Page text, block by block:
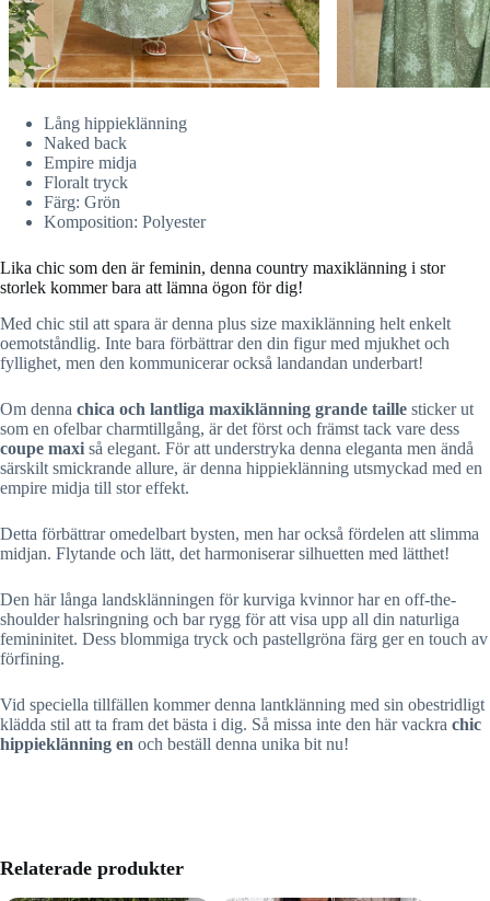
Lång hippieklänning
Naked back
Empire midja
Floralt tryck
Färg: Grön
Komposition: Polyester
Lika chic som den är feminin, denna country maxiklänning i stor
storlek kommer bara att lämna ögon för dig!
Med chic stil att spara är denna plus size maxiklänning helt enkelt
oemotståndlig. Inte bara förbättrar den din figur med mjukhet och
fyllighet, men den kommunicerar också landandan underbart!
Om denna chica och lantliga maxiklänning grande taille sticker ut
som en ofelbar charmtillgång, är det först och främst tack vare dess
coupe maxi så elegant. För att understryka denna eleganta men ändå
särskilt smickrande allure, är denna hippieklänning utsmyckad med en
empire midja till stor effekt.
Detta förbättrar omedelbart bysten, men har också fördelen att slimma
midjan. Flytande och lätt, det harmoniserar silhuetten med lätthet!
Den här långa landsklänningen för kurviga kvinnor har en off-the-
shoulder halsringning och bar rygg för att visa upp all din naturliga
femininitet. Dess blommiga tryck och pastellgröna färg ger en touch av
förfining.
Vid speciella tillfällen kommer denna lantklänning med sin obestridligt
klädda stil att ta fram det bästa i dig. Så missa inte den här vackra chic
hippieklänning en och beställ denna unika bit nu!
Relaterade produkter